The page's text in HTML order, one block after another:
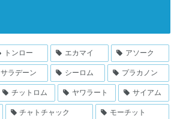
トンロー エカマイ アソーク
サラデーン シーロム プラカノン
チットロム ヤワラート サイアム
チャトチャック モーチット